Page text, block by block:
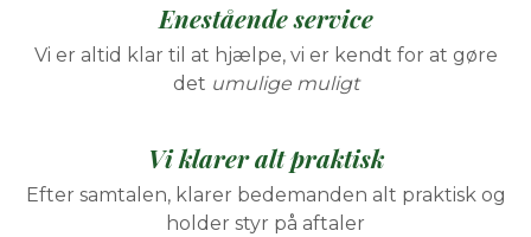
Enestående service
Vi er altid klar til at hjælpe, vi er kendt for at gøre
det umulige muligt
Vi klarer alt praktisk
Efter samtalen, klarer bedemanden alt praktisk og
holder styr på aftaler